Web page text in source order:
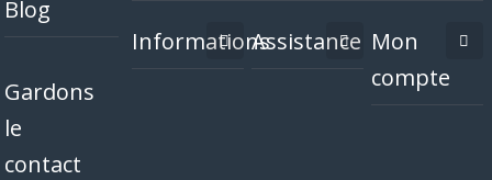
Blog
Gardons
le
contact
InformationsAssistance Mon
compte